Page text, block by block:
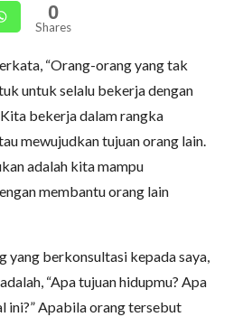
0
Shares
“Orang-orang yang tak
untuk selalu bekerja dengan
bekerja dalam rangka
mewujudkan tujuan orang lain.
adalah kita mampu
membantu orang lain
yang berkonsultasi kepada saya,
“Apa tujuan hidupmu? Apa
ini?” Apabila orang tersebut